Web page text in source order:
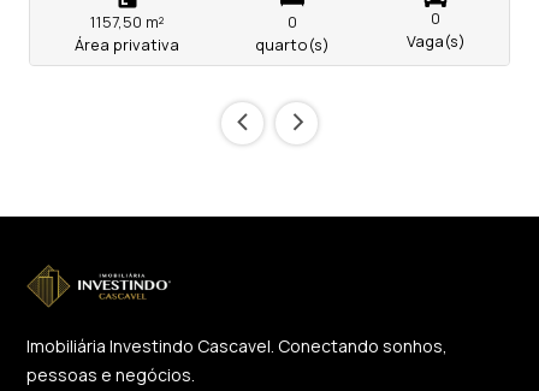
1157,50 m²
Área privativa
0
quarto(s)
0
Vaga(s)
‹ ›
Imobiliária Investindo Cascavel. Conectando sonhos,
pessoas e negócios.